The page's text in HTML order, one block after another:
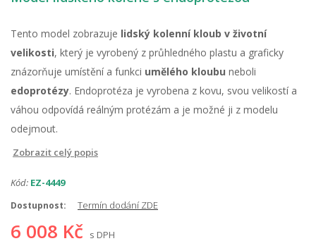
Tento model zobrazuje lidský kolenní kloub v životní
velikosti, který je vyrobený z průhledného plastu a graficky
znázorňuje umístění a funkci umělého kloubu neboli
edoprotézy. Endoprotéza je vyrobena z kovu, svou velikostí a
váhou odpovídá reálným protézám a je možné ji z modelu
odejmout.
Zobrazit celý popis
Kód: EZ-4449
Dostupnost: Termín dodání ZDE
6 008 Kč s DPH